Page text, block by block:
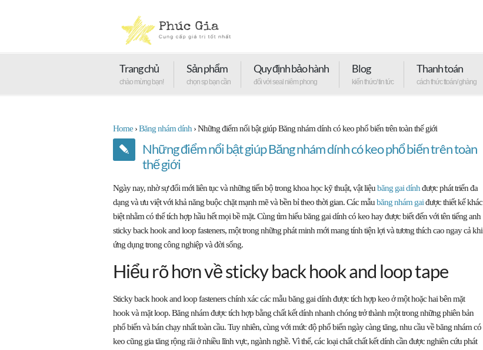
Trang chủ
chào mừng bạn!
Sản phẩm
chọn sp bạn cần
Quy định bảo hành
đối với seal niêm phong
Blog
kiến thức/ tin tức
Thanh toán
cách thức ttoán/ ghàng
Home ›Băng nhám dính ›Những điểm nổi bật giúp Băng nhám dính có keo phổ biến trên toàn thế giới
Những điểm nổi bật giúp Băng nhám dính có keo phổ biến trên toàn
thế giới
Ngày nay, nhờ sự đổi mới liên tục và những tiến bộ trong khoa học kỹ thuật, vật liệubăng gai dínhđược phát triển đa
dạng và ưu việt với khả năng buộc chặt mạnh mẽ và bền bỉ theo thời gian. Các mẫubăng nhám gaiđược thiết kế khác
biệt nhằm có thể tích hợp hầu hết mọi bề mặt. Cùng tìm hiểu băng gai dính có keo hay được biết đến với tên tiếng anh
sticky back hook and loop fasteners, một trong những phát minh mới mang tính tiện lợi và tương thích cao ngay cả khi
ứng dụng trong công nghiệp và đời sống.
Hiểu rõ hơn về sticky back hook and loop tape
Sticky back hook and loop fasteners chính xác các mẫu băng gai dính được tích hợp keo ở một hoặc hai bên mặt
hook và mặt loop. Băng nhám được tích hợp bằng chất kết dính nhanh chóng trở thành một trong những phiên bản
phổ biến và bán chạy nhất toàn cầu. Tuy nhiên, cùng với mức độ phổ biến ngày càng tăng, nhu cầu về băng nhám có
keo cũng gia tăng rộng rãi ở nhiều lĩnh vực, ngành nghề. Vì thế, các loại chất chất kết dính cần được nghiên cứu phát